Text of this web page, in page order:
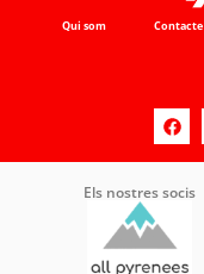
Qui som Contacte
Els nostres socis